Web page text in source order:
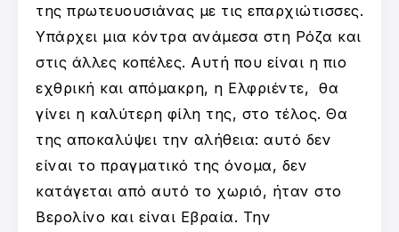
της πρωτευουσιάνας με τις επαρχιώτισσες.
Υπάρχει μια κόντρα ανάμεσα στη Ρόζα και
στις άλλες κοπέλες. Αυτή που είναι η πιο
εχθρική και απόμακρη, η Ελφριέντε, θα
γίνει η καλύτερη φίλη της, στο τέλος. Θα
της αποκαλύψει την αλήθεια: αυτό δεν
είναι το πραγματικό της όνομα, δεν
κατάγεται από αυτό το χωριό, ήταν στο
Βερολίνο και είναι Εβραία. Την